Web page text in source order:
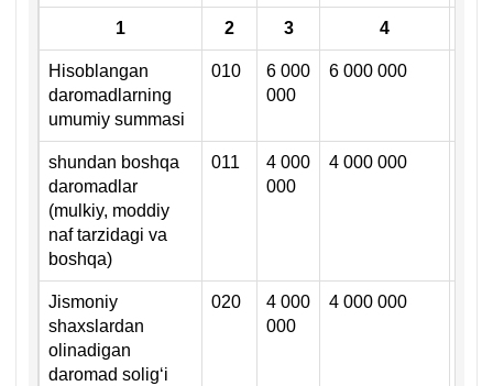
1 2 3 4
Hisoblangan
daromadlarning
umumiy summasi
010
6 000
000
6 000 000
shundan boshqa
daromadlar
(mulkiy, moddiy
naf tarzidagi va
boshqa)
011
4 000
000
4 000 000
Jismoniy
shaхslardan
olinadigan
daromad soligʻi
020
4 000
000
4 000 000